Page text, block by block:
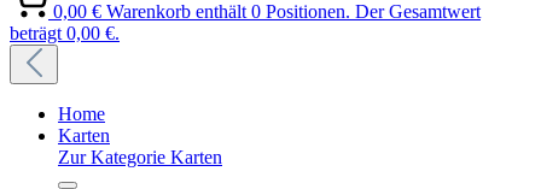
0,00 € Warenkorb enthält 0 Positionen. Der Gesamtwert
beträgt 0,00 €.
Home
Karten
Zur Kategorie Karten